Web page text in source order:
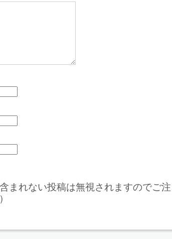
まれない投稿は無視されますのでご注